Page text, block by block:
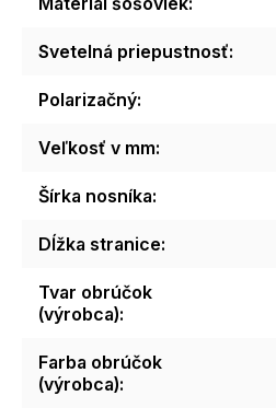
Svetelná priepustnosť:
Polarizačný:
Veľkosť v mm:
Šírka nosníka:
Dĺžka stranice:
Tvar obrúčok
(výrobca):
Farba obrúčok
(výrobca):